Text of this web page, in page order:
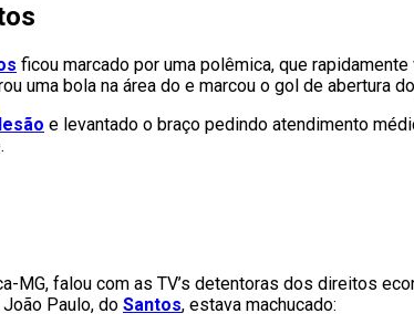
ficou marcado por uma polêmica, que
uma bola na área do e marcou o gol de abertura
e levantado o braço pedindo atendimento
MG, falou com as TV’s detentoras dos direitos
Paulo, do Santos, estava machucado: